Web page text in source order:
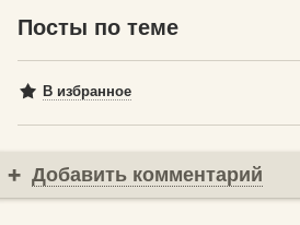
Посты по теме
В избранное
Добавить комментарий